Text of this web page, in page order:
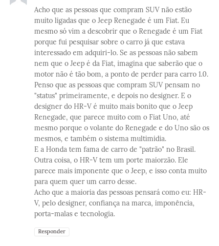
Acho que as pessoas que compram SUV não estão
muito ligadas que o Jeep Renegade é um Fiat. Eu
mesmo só vim a descobrir que o Renegade é um Fiat
porque fui pesquisar sobre o carro já que estava
interessado em adquiri-lo. Se as pessoas não sabem
nem que o Jeep é da Fiat, imagina que saberão que o
motor não é tão bom, a ponto de perder para carro 1.0.
Penso que as pessoas que compram SUV pensam no
"status" primeiramente, e depois no designer. E o
designer do HR-V é muito mais bonito que o Jeep
Renegade, que parece muito com o Fiat Uno, até
mesmo porque o volante do Renegade e do Uno são os
mesmos, e também o sistema multimidia.
E a Honda tem fama de carro de "patrão" no Brasil.
Outra coisa, o HR-V tem um porte maiorzão. Ele
parece mais imponente que o Jeep, e isso conta muito
para quem quer um carro desse.
Acho que a maioria das pessoas pensará como eu: HR-
V, pelo designer, confiança na marca, imponência,
porta-malas e tecnologia.
Responder